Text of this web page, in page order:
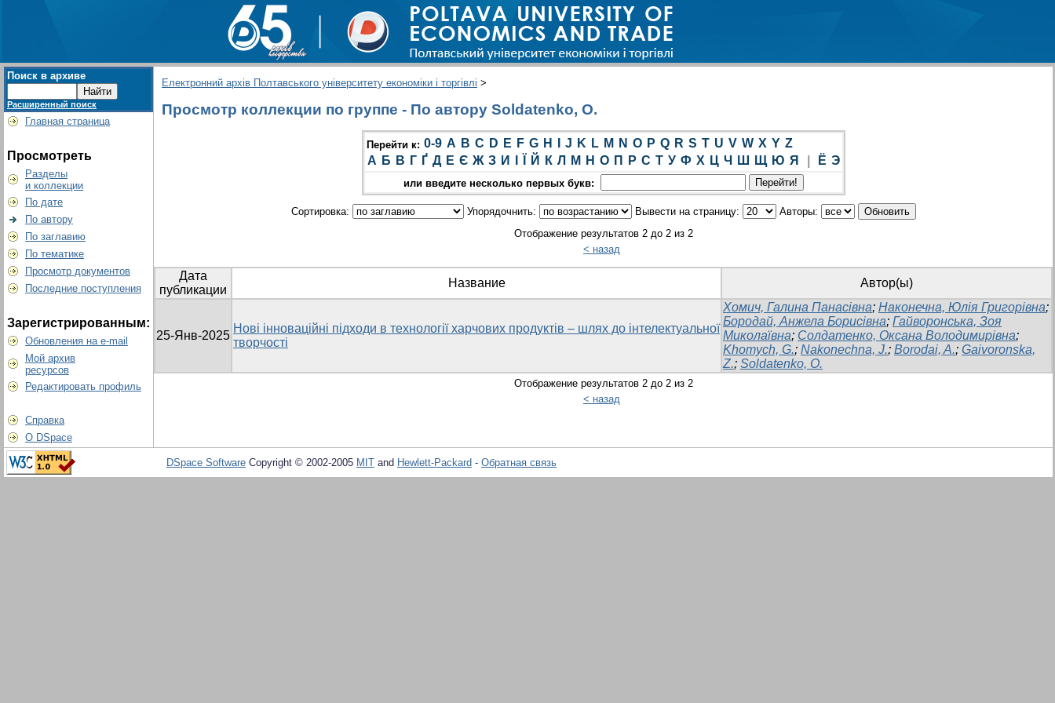
Поиск в архиве
Расширенный поиск
Главная страница
Просмотреть
Разделы
и коллекции
По дате
По автору
По заглавию
По тематике
Просмотр документов
Последние поступления
Зарегистрированным:
Обновления на e-mail
Мой архив
ресурсов
Редактировать профиль
Справка
О DSpace
Електронний архів Полтавського університету економіки і торгівлі >
Просмотр коллекции по группе - По автору Soldatenko, O.
Перейти к: 0-9 A B C D E F G H J K L M N O P Q R S T U V W X Y Z
А Б В Г Ґ Д Е Є Ж З И Й К Л М Н О П Р С Т У Ф Х Ц Ч Ш Щ Ю Я Ё Э
или введите несколько первых букв:
Сортировка: Упорядочнить: Вывести на страницу:
Авторы:
Отображение результатов 2 до 2 из 2
< назад
Дата
публикации
Название Автор(ы)
25-Янв-2025
Нові інноваційні підходи в технології харчових продуктів – шлях до інтелектуальної
творчості
Хомич, Галина Панасівна; Наконечна, Юлія Григорівна;
Бородай, Анжела Борисівна; Гайворонська, Зоя
Миколаївна; Солдатенко, Оксана Володимирівна;
Khomych, G.; Nakonechna, J.; Borodai, A.; Gaivoronska,
Z.; Soldatenko, O.
Отображение результатов 2 до 2 из 2
< назад
DSpace Software Copyright © 2002-2005 MIT and Hewlett-Packard - Обратная связь